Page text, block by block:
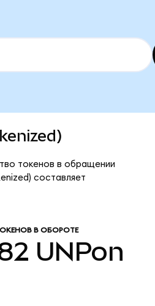
токенов в обращении
составляет
В ОБОРОТЕ
UNPon